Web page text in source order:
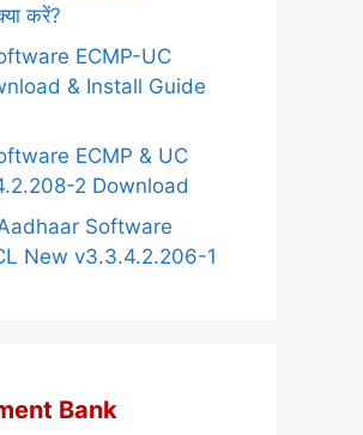
करें?
ECMP-UC
& Install Guide
ECMP & UC
2 Download
Software
New v3.3.4.2.206-1
Bank